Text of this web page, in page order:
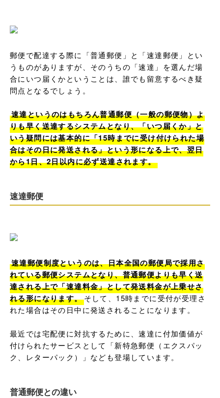
郵便で配達する際に「普通郵便」と「速達郵便」とい
うものがありますが、そのうちの「速達」を選んだ場
合にいつ届くかということは、誰でも留意するべき疑
問点となるでしょう。
速達というのはもちろん普通郵便（一般の郵便物）よ
りも早く送達するシステムとなり、「いつ届くか」と
いう疑問には基本的に「15時までに受け付けられた場
合はその日に発送される」という形になる上で、翌日
から1日、2日以内に必ず送達されます。
速達郵便
速達郵便制度というのは、日本全国の郵便局で採用さ
れている郵便システムとなり、普通郵便よりも早く送
達される上で「速達料金」として発送料金が上乗せさ
れる形になります。そして、15時までに受付が受理さ
れた場合はその日中に発送されることになります。
最近では宅配便に対抗するために、速達に付加価値が
付けられたサービスとして「新特急郵便（エクスパッ
ク、レターパック）」なども登場しています。
普通郵便との違い